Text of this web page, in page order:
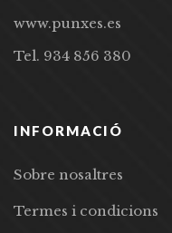
www.punxes.es
Tel. 934 856 380
INFORMACIÓ
Sobre nosaltres
Termes i condicions